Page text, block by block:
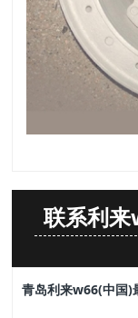
联系利
青岛利来w66(中国)